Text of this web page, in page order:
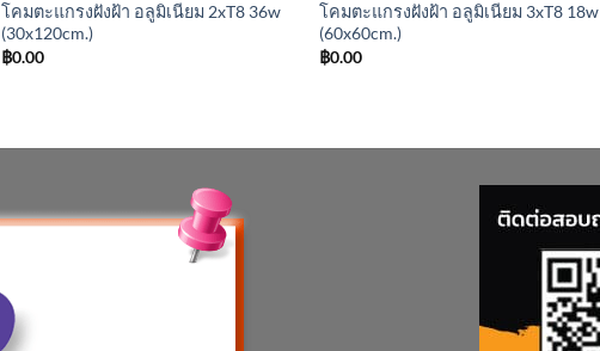
โคมตะแกรงฝังฝ้า อลูมิเนียม 2xT8 36w
(30x120cm.)
฿0.00
โคมตะแกรงฝังฝ้า อลูมิเนียม 3xT8 18w
(60x60cm.)
฿0.00